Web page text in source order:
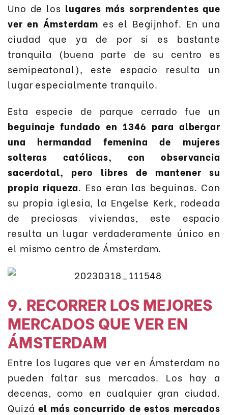
Uno de los lugares más sorprendentes que
ver en Ámsterdam es el Begijnhof. En una
ciudad que ya de por si es bastante
tranquila (buena parte de su centro es
semipeatonal), este espacio resulta un
lugar especialmente tranquilo.
Esta especie de parque cerrado fue un
beguinaje fundado en 1346 para albergar
una hermandad femenina de mujeres
solteras católicas, con observancia
sacerdotal, pero libres de mantener su
propia riqueza. Eso eran las beguinas. Con
su propia iglesia, la Engelse Kerk, rodeada
de preciosas viviendas, este espacio
resulta un lugar verdaderamente único en
el mismo centro de Ámsterdam.
9. RECORRER LOS MEJORES
MERCADOS QUE VER EN
ÁMSTERDAM
Entre los lugares que ver en Ámsterdam no
pueden faltar sus mercados. Los hay a
decenas, como en cualquier gran ciudad.
Quizá el más concurrido de estos mercados